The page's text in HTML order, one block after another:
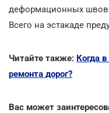
деформационных
Всего на эстакаде
Читайте также: Когда
ремонта дорог?
Вас может